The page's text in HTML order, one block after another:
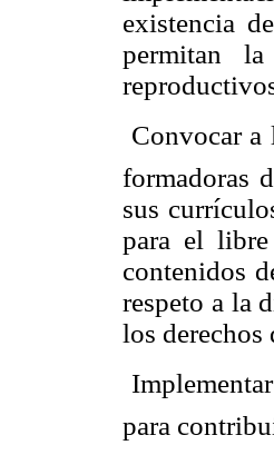
existencia
permitan
 Convocar
formadoras
sus
para el libre
contenidos
respeto a la
los derechos

para